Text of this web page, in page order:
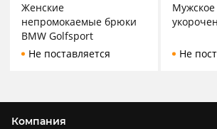
Женские
непромокаемые брюки
BMW Golfsport
Не поставляется
Не
Компания